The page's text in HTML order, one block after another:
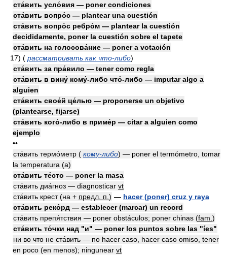
ста́вить усло́вия — poner condiciones
ста́вить вопро́с — plantear una cuestión
ста́вить вопро́с ребро́м — plantear la cuestión
decididamente, poner la cuestión sobre el tapete
ста́вить на голосова́ние — poner a votación
17) ( рассматривать как что-либо)
ста́вить за пра́вило — tener como regla
ста́вить в вину́ кому́-либо что́-либо — imputar algo a
alguien
ста́вить свое́й це́лью — proponerse un objetivo
(plantearse, fijarse)
ста́вить кого́-либо в приме́р — citar a alguien como
ejemplo
••
ста́вить термо́метр ( кому-либо) — poner el termómetro, tomar
la temperatura (a)
ста́вить те́сто — poner la masa
ста́вить диа́гноз — diagnosticar vt
ста́вить крест (на + предл. п. ) — hacer (poner) cruz y raya
ста́вить реко́рд — establecer (marcar) un record
ста́вить препя́тствия — poner obstáculos; poner chinas (fam. )
ста́вить то́чки над "и" — poner los puntos sobre las "íes"
ни во что не ста́вить — no hacer caso, hacer caso omiso, tener
en poco (en menos); ningunear vt